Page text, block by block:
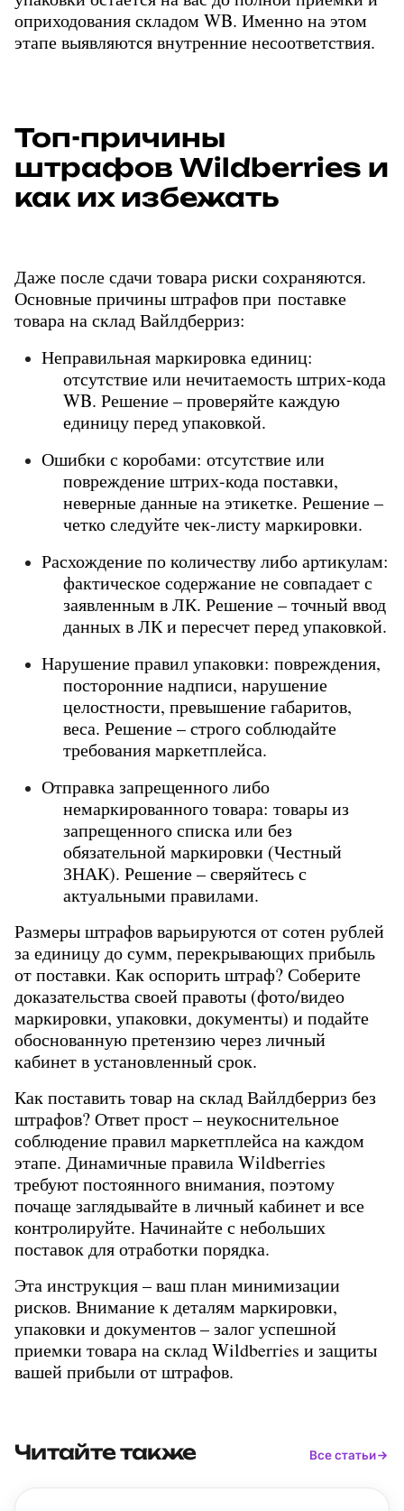
оприходования складом WB. Именно на этом
этапе выявляются внутренние несоответствия.
Топ-причины
штрафов Wildberries и
как их избежать
Даже после сдачи товара риски сохраняются.
Основные причины штрафов при поставке
товара на склад Вайлдберриз:
Неправильная маркировка единиц:
отсутствие или нечитаемость штрих-кода
WB. Решение – проверяйте каждую
единицу перед упаковкой.
Ошибки с коробами: отсутствие или
повреждение штрих-кода поставки,
неверные данные на этикетке. Решение –
четко следуйте чек-листу маркировки.
Расхождение по количеству либо артикулам:
фактическое содержание не совпадает с
заявленным в ЛК. Решение – точный ввод
данных в ЛК и пересчет перед упаковкой.
Нарушение правил упаковки: повреждения,
посторонние надписи, нарушение
целостности, превышение габаритов,
веса. Решение – строго соблюдайте
требования маркетплейса.
Отправка запрещенного либо
немаркированного товара: товары из
запрещенного списка или без
обязательной маркировки (Честный
ЗНАК). Решение – сверяйтесь с
актуальными правилами.
Размеры штрафов варьируются от сотен рублей
за единицу до сумм, перекрывающих прибыль
от поставки. Как оспорить штраф? Соберите
доказательства своей правоты (фото/видео
маркировки, упаковки, документы) и подайте
обоснованную претензию через личный
кабинет в установленный срок.
Как поставить товар на склад Вайлдберриз без
штрафов? Ответ прост – неукоснительное
соблюдение правил маркетплейса на каждом
этапе. Динамичные правила Wildberries
требуют постоянного внимания, поэтому
почаще заглядывайте в личный кабинет и все
контролируйте. Начинайте с небольших
поставок для отработки порядка.
Эта инструкция – ваш план минимизации
рисков. Внимание к деталям маркировки,
упаковки и документов – залог успешной
приемки товара на склад Wildberries и защиты
вашей прибыли от штрафов.
Читайте также Все статьи